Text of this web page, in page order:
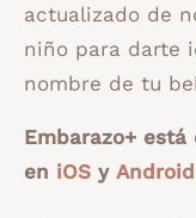
actualizado de
niño para darte
nombre de tu
Embarazo+
en iOS y Android